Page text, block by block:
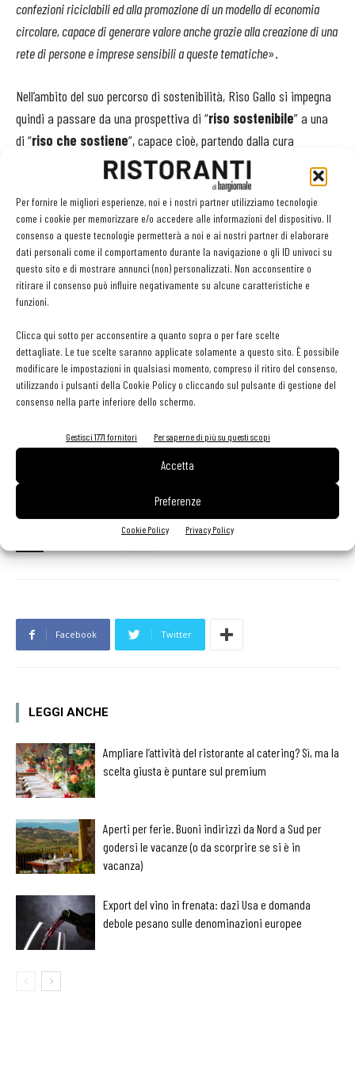
Per fornire le migliori esperienze, noi e i nostri partner utilizziamo tecnologie
come i cookie per memorizzare e/o accedere alle informazioni del dispositivo. Il
consenso a queste tecnologie permetterà a noi e ai nostri partner di elaborare
dati personali come il comportamento durante la navigazione o gli ID univoci su
questo sito e di mostrare annunci (non) personalizzati. Non acconsentire o
ritirare il consenso può influire negativamente su alcune caratteristiche e
funzioni.
Clicca qui sotto per acconsentire a quanto sopra o per fare scelte
dettagliate. Le tue scelte saranno applicate solamente a questo sito. È possibile
modificare le impostazioni in qualsiasi momento, compreso il ritiro del consenso,
utilizzando i pulsanti della Cookie Policy o cliccando sul pulsante di gestione del
consenso nella parte inferiore dello schermo.
Gestisci 1771 fornitori Per saperne di più su questi scopi
Accetta
Preferenze
Cookie Policy Privacy Policy
confezioni riciclabili ed alla promozione di un modello di economia
circolare, capace di generare valore anche grazie alla creazione di una
rete di persone e imprese sensibili a queste tematiche».
Nell’ambito del suo percorso di sostenibilità, Riso Gallo si impegna
quindi a passare da una prospettiva di “riso sostenibile” a una
di “riso che sostiene”, capace cioè, partendo dalla cura
dell’ambiente e del territorio, di andare anche oltre l’ambito agricolo,
allargando lo sguardo a monte, ossia alla selezione delle materie
prime e al benessere dei lavoratori della filiera. Un impegno che si
trova anche riassunto all’interno del Manifesto Riso Gallo “Il riso è
sostenibile quando sostiene”, un documento programmatico
che parte dalla consapevolezza che la sostenibilità è un
ecosistema di valori, in grado di impattare positivamente e in
territorio.L’Aziendaha già tradotto tutto ciò in una linea di risi
da agricoltura sostenibile, che comprende oggi le principali varietà
consumate in Italia: Carnaroli, Arborio, Roma, Nero, Rosso,
Integrale e Basmati.
Facebook Twitter
LEGGI ANCHE
Ampliare l’attività del ristorante al catering? Sì, ma la
scelta giusta è puntare sul premium
Aperti per ferie. Buoni indirizzi da Nord a Sud per
godersi le vacanze (o da scorprire se si è in
vacanza)
Export del vino in frenata: dazi Usa e domanda
debole pesano sulle denominazioni europee